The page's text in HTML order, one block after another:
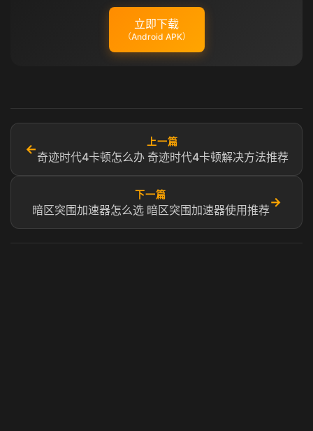
立即下载
（Android APK）
←
上一篇
奇迹时代4卡顿怎么办 奇迹时代4卡顿解决方法推荐
下一篇
暗区突围加速器怎么选 暗区突围加速器使用推荐
→